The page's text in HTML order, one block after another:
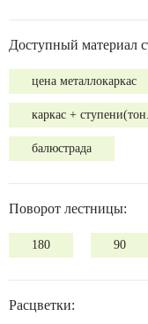
Доступный материал
цена металлокаркас
каркас +
балюстрада
Поворот лестницы:
180 90
Расцветки: